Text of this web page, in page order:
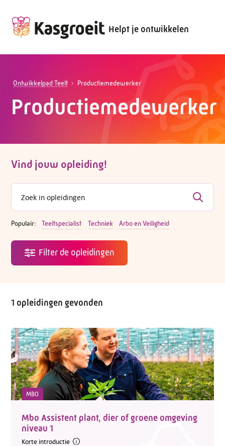
Helpt je ontwikkelen
Ontwikkelpad Teelt Productiemedewerker
Productiemedewerker
Vind jouw opleiding!
Populair: Teeltspecialist Techniek Arbo en Veiligheid
1 opleidingen gevonden
MBO
Mbo Assistent plant, dier of groene omgeving
niveau 1
Korte introductie